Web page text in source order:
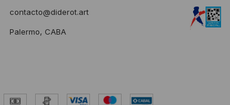
contacto@diderot.art
Palermo, CABA